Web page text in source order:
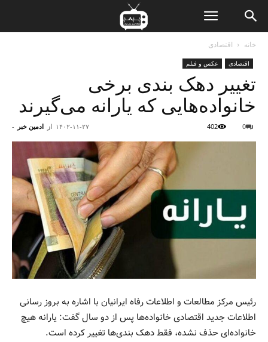
خانه اقتصادی
اقتصادی عکس و فیلم
تغییر دهک بندی برخی
خانواده‌هایی که یارانه می‌گیرند
از ادمین خبر - ۱۴۰۲-۱۱-۲۷ 0
402
رئیس مرکز مطالعات و اطلاعات رفاه ایرانیان با اشاره به بروز رسانی
اطلاعات جدید اقتصادی خانواده‌ها پس از دو سال گفت: یارانه هیچ
خانواده‌ای حذف نشده، فقط دهک بندی‌ها تغییر کرده است.